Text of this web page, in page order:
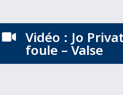
 Vidéo : Jo
foule – Valse